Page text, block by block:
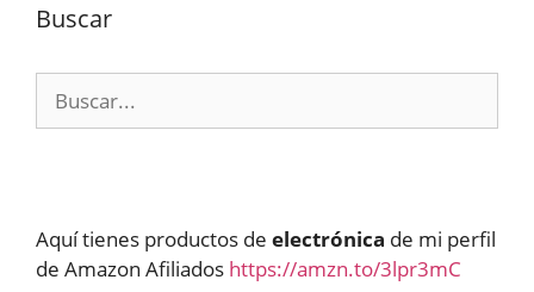
Buscar
Aquí tienes productos de electrónica de mi perfil
de Amazon Afiliados https://amzn.to/3lpr3mC